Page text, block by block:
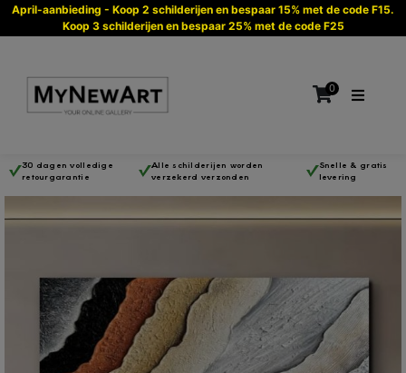
April-aanbieding - Koop 2 schilderijen en bespaar 15% met de code F15.
Koop 3 schilderijen en bespaar 25% met de code F25
0
30 dagen volledige
retourgarantie
Alle schilderijen worden
verzekerd verzonden
Snelle & gratis
levering